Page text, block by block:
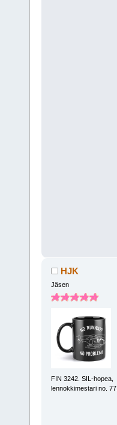
HJK
Jäsen
FIN 3242. SIL-hopea,
lennokkimestari no. 77.